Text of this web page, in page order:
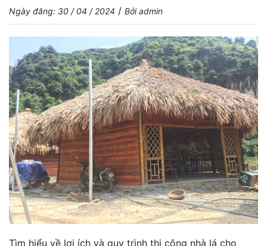
Ngày đăng: 30 / 04 / 2024 / Bởi admin
Tìm hiểu về lợi ích và quy trình thi công nhà lá cho